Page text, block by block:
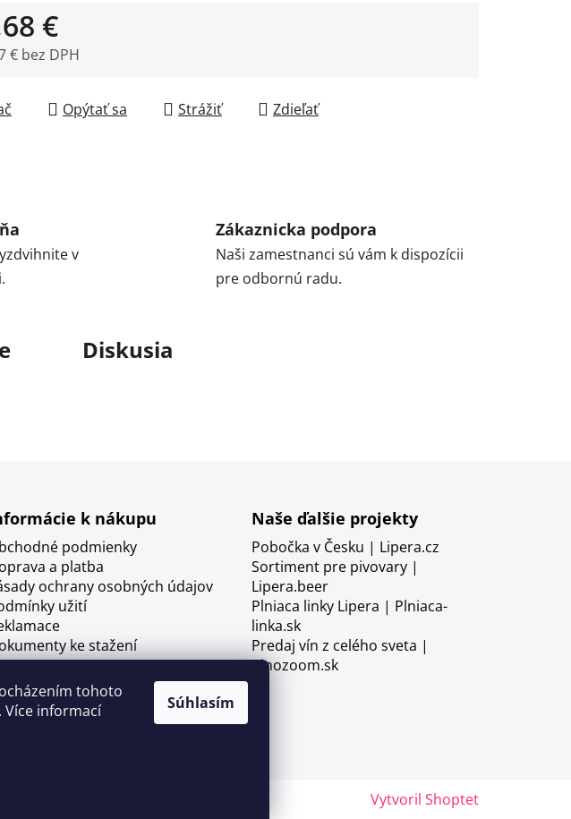
tohoto
Více informací
Súhlasím
€
€ bez DPH
Opýtať sa Strážiť Zdieľať
v
Zákaznicka podpora
Naši zamestnanci sú vám k dispozícii
pre odbornú radu.
Diskusia
k nákupu
podmienky
a platba
ochrany osobných údajov
užití
ke stažení
Naše ďalšie projekty
Pobočka v Česku | Lipera.cz
Sortiment pre pivovary |
Lipera.beer
Plniaca linky Lipera | Plniaca-
linka.sk
Predaj vín z celého sveta |
Vinozoom.sk
Vytvoril Shoptet